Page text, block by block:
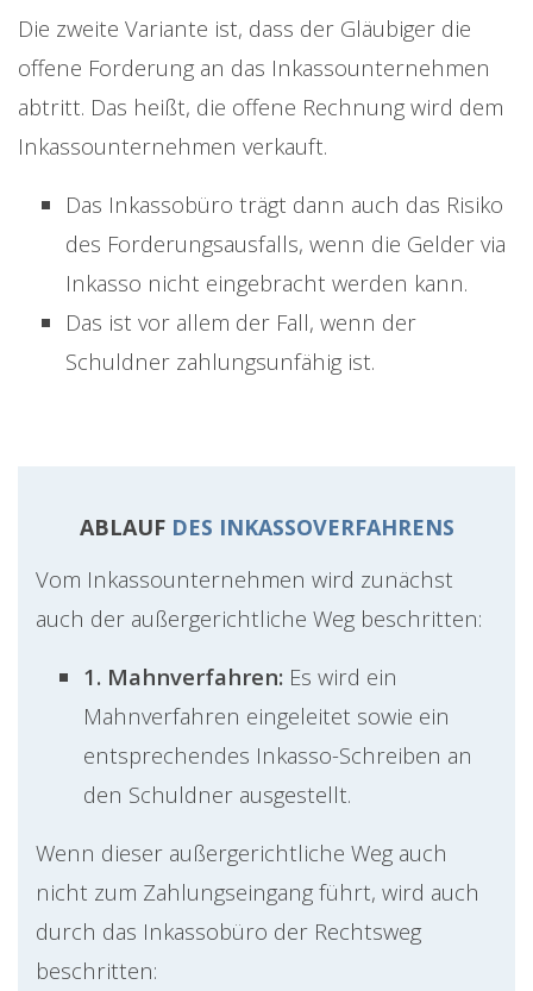
Die zweite Variante ist, dass der Gläubiger die
offene Forderung an das Inkassounternehmen
abtritt. Das heißt, die offene Rechnung wird dem
Inkassounternehmen verkauft.
Das Inkassobüro trägt dann auch das Risiko
des Forderungsausfalls, wenn die Gelder via
Inkasso nicht eingebracht werden kann.
Das ist vor allem der Fall, wenn der
Schuldner zahlungsunfähig ist.
ABLAUFDES INKASSOVERFAHRENS
Vom Inkassounternehmen wird zunächst
auch der außergerichtliche Weg beschritten:
1. Mahnverfahren: Es wird ein
Mahnverfahren eingeleitet sowie ein
entsprechendes Inkasso-Schreiben an
den Schuldner ausgestellt.
Wenn dieser außergerichtliche Weg auch
nicht zum Zahlungseingang führt, wird auch
durch das Inkassobüro der Rechtsweg
beschritten: